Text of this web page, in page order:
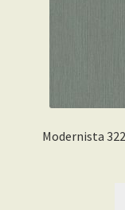
Modernista